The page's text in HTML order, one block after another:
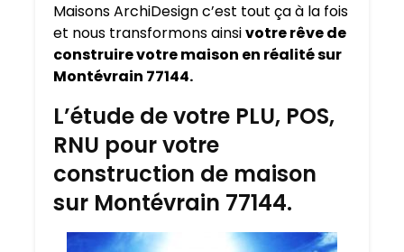
Maisons ArchiDesign c’est tout ça à la fois
et nous transformons ainsivotre rêve de
construire votre maison en réalité sur
Montévrain 77144.
L’étude de votre PLU, POS,
RNU pour votre
construction de maison
sur Montévrain 77144.